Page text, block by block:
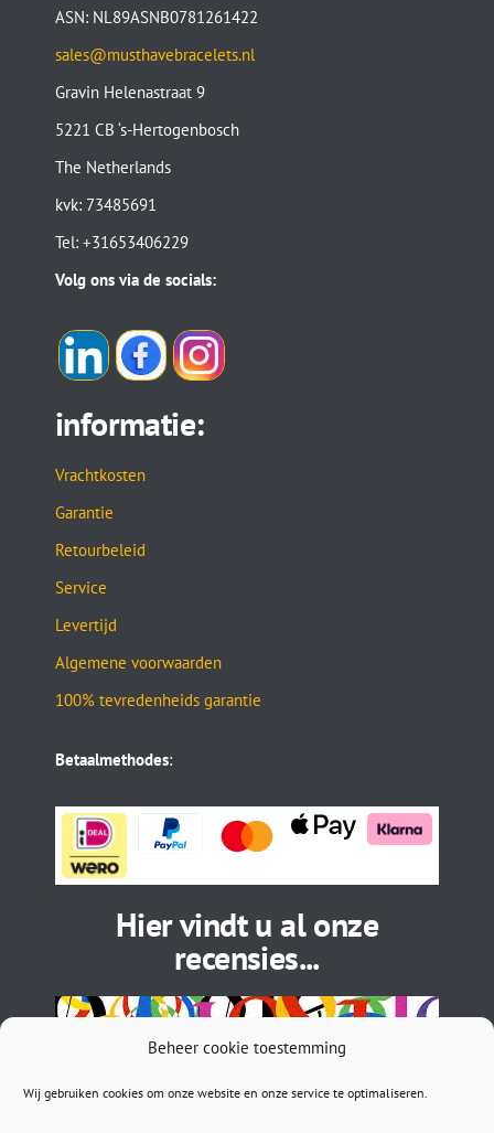
Beheer cookie toestemming
Wij gebruiken cookies om onze website en onze service te optimaliseren.
ASN: NL89ASNB0781261422
sales@musthavebracelets.nl
Gravin Helenastraat 9
5221 CB ‘s-Hertogenbosch
The Netherlands
kvk: 73485691
Tel: +31653406229
Volg ons via de socials:
informatie:
Vrachtkosten
Garantie
Retourbeleid
Service
Levertijd
Algemene voorwaarden
100% tevredenheids garantie
Betaalmethodes:
Hier vindt u al onze
recensies...